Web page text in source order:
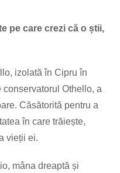
pe care crezi că o știi,
izolată în Cipru în
conservatorul Othello, a
Căsătorită pentru a
în care trăiește,
vieții ei.
mâna dreaptă și